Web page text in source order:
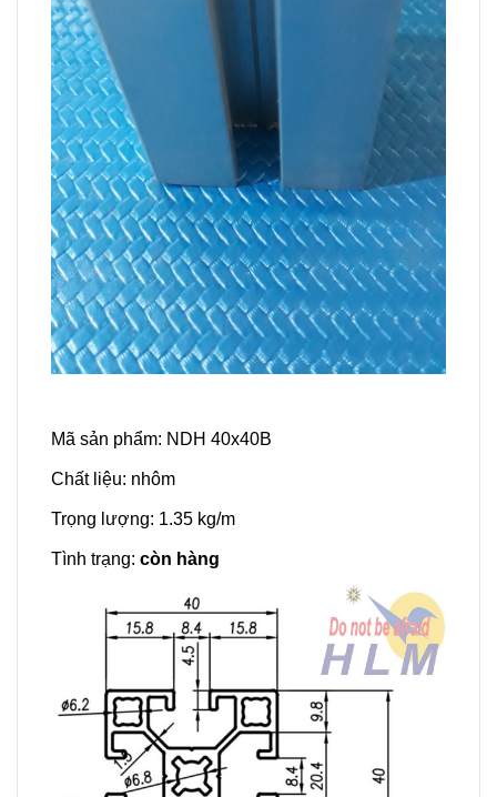
Mã sản phẩm: NDH 40x40B
Chất liệu: nhôm
Trọng lượng: 1.35 kg/m
Tình trạng: còn hàng